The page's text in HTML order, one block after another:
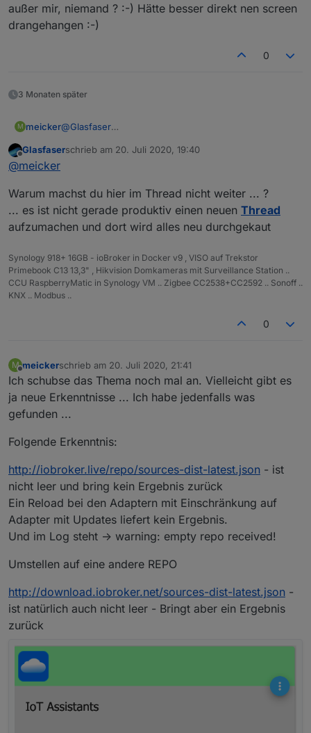
außer mir, niemand ? :-) Hätte besser direkt nen screen
drangehangen :-)
0
3 Monaten später
M meicker@Glasfaser
screen drangehangen :-)
Offline
Glasfaserschrieb am 20. Juli 2020, 19:40
zuletzt editiert von
@meicker
Warum machst du hier im Thread nicht weiter ... ?
... es ist nicht gerade produktiv einen neuen Thread
aufzumachen und dort wird alles neu durchgekaut
Synology 918+ 16GB - ioBroker in Docker v9 , VISO auf Trekstor
Primebook C13 13,3" , Hikvision Domkameras mit Surveillance Station ..
CCU RaspberryMatic in Synology VM .. Zigbee CC2538+CC2592 .. Sonoff ..
KNX .. Modbus ..
0
M
Offline
meickerschrieb am 20. Juli 2020, 21:41
zuletzt editiert von
Ich schubse das Thema noch mal an. Vielleicht gibt es
ja neue Erkenntnisse ... Ich habe jedenfalls was
gefunden ...
Folgende Erkenntnis:
http://iobroker.live/repo/sources-dist-latest.json - ist
nicht leer und bring kein Ergebnis zurück
Ein Reload bei den Adaptern mit Einschränkung auf
Adapter mit Updates liefert kein Ergebnis.
Und im Log steht -> warning: empty repo received!
Umstellen auf eine andere REPO
http://download.iobroker.net/sources-dist-latest.json -
ist natürlich auch nicht leer - Bringt aber ein Ergebnis
zurück